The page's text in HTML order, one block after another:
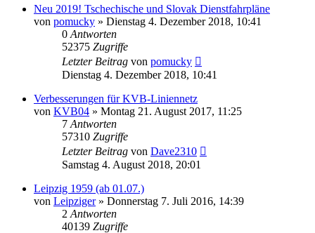
Neu 2019! Tschechische und Slovak Dienstfahrpläne
von pomucky » Dienstag 4. Dezember 2018, 10:41
0 Antworten
52375 Zugriffe
Letzter Beitrag von pomucky
Dienstag 4. Dezember 2018, 10:41
Verbesserungen für KVB-Liniennetz
von KVB04 » Montag 21. August 2017, 11:25
7 Antworten
57310 Zugriffe
Letzter Beitrag von Dave2310
Samstag 4. August 2018, 20:01
Leipzig 1959 (ab 01.07.)
von Leipziger» Donnerstag 7. Juli 2016, 14:39
2 Antworten
40139 Zugriffe